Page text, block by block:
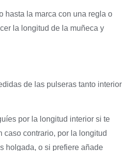
hasta la marca con una regla o
la longitud de la muñeca y
de las pulseras tanto interior
por la longitud interior si te
caso contrario, por la longitud
holgada, o si prefiere añade